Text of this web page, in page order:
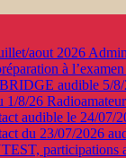
aout 2026
à
audible 5/8/
1/8/26
audible le 24/07/
du 23/07/2026
participations